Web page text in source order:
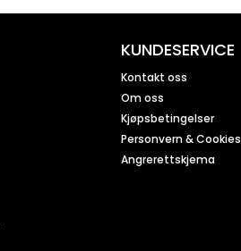
KUNDESERVICE
Kontakt oss
Om oss
Kjøpsbetingelser
Personvern & Cookies
Angrerettskjema